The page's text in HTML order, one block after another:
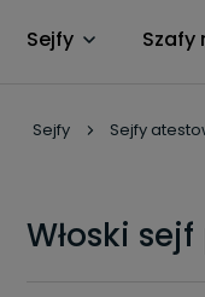
Sejfy Szafy
Nowości
Sejfy Sejfy
Włoski